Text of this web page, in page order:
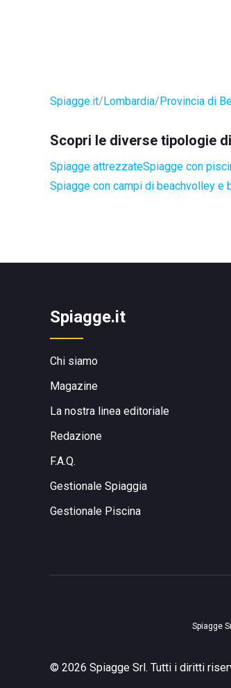
Spiagge.it Lombardia Provincia di
Scopri le diverse tipologie
Spiagge attrezzateSpiagge con
Spiagge con campi di beachvolley e
Spiagge.it
Chi siamo
Magazine
La nostra linea editoriale
Redazione
F.A.Q.
Gestionale Spiaggia
Gestionale Piscina
Spiagge
© 2026 Spiagge Srl. Tutti i diritti